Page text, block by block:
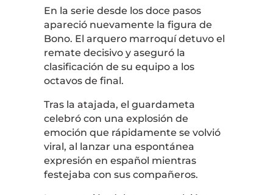
En la serie desde los doce pasos
apareció nuevamente la figura de
Bono. El arquero marroquí detuvo el
remate decisivo y aseguró la
clasificación de su equipo a los
octavos de final.
Tras la atajada, el guardameta
celebró con una explosión de
emoción que rápidamente se volvió
viral, al lanzar una espontánea
expresión en español mientras
festejaba con sus compañeros.